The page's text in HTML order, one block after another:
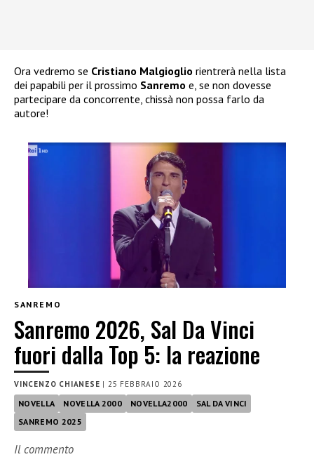
Ora vedremo se Cristiano Malgioglio rientrerà nella lista
dei papabili per il prossimo Sanremo e, se non dovesse
partecipare da concorrente, chissà non possa farlo da
autore!
SANREMO
Sanremo 2026, Sal Da Vinci
fuori dalla Top 5: la reazione
VINCENZO CHIANESE | 25 FEBBRAIO 2026
NOVELLA NOVELLA 2000 NOVELLA2000
SAL DA VINCI
SANREMO 2025
Il commento